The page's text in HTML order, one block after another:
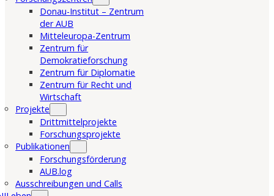
Donau-Institut – Zentrum
der AUB
Mitteleuropa-Zentrum
Zentrum für
Demokratieforschung
Zentrum für Diplomatie
Zentrum für Recht und
Wirtschaft
Projekte
Drittmittelprojekte
Forschungsprojekte
Publikationen
Forschungsförderung
AUB.log
Ausschreibungen und Calls